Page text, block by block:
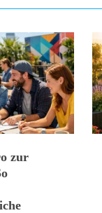
zur